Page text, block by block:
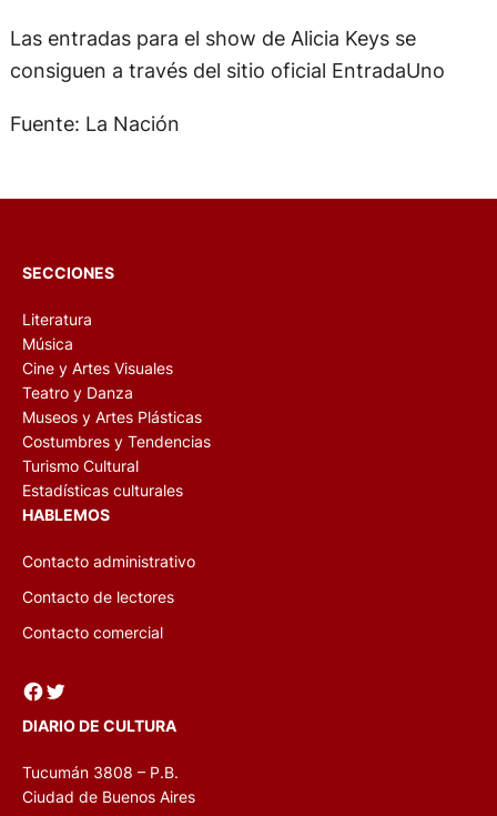
Las entradas para el show de Alicia Keys se
consiguen a través del sitio oficial EntradaUno
Fuente: La Nación
SECCIONES
Literatura
Música
Cine y Artes Visuales
Teatro y Danza
Museos y Artes Plásticas
Costumbres y Tendencias
Turismo Cultural
Estadísticas culturales
HABLEMOS
Contacto administrativo
Contacto de lectores
Contacto comercial
Facebook Twitter
DIARIO DE CULTURA
Tucumán 3808 – P.B.
Ciudad de Buenos Aires